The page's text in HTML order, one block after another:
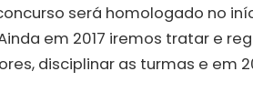
será homologado no
em 2017 iremos tratar e
disciplinar as turmas e em